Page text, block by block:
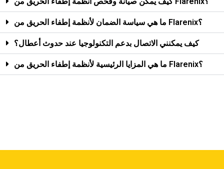
ما هي سياسة الضمان لأنظمة إطفاء الحريق من Flarenix؟
كيف يمكنني الاتصال بدعم التكنولوجيا عند حدوث أعطال؟
ما هي المزايا الرئيسية لأنظمة إطفاء الحريق من Flarenix؟